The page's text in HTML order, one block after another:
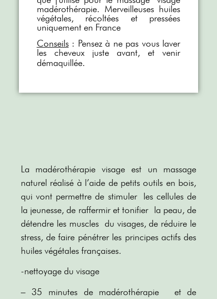
madérothérapie. Merveilleuses huiles
végétales, récoltées et pressées
uniquement en France
Conseils: Pensez à ne pas vous laver
les cheveux juste avant, et venir
démaquillée.
La madérothérapie visage est un massage
naturel réalisé à l’aide de petits outils en bois,
qui vont permettre de stimulerles cellules de
la jeunesse, de raffermir ettonifierla peau, de
détendre les musclesdu visages, de réduire le
stress, de faire pénétrer les principes actifs des
huiles végétales françaises.
-nettoyage du visage
– 35 minutes de madérothérapie et de